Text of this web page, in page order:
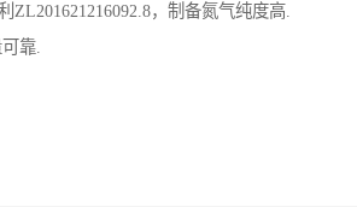
ZL201621216092.8，制备氮气纯度高.
靠.